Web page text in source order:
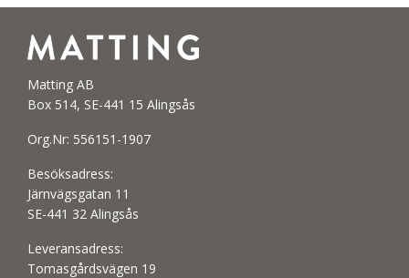
Matting AB
Box 514, SE-441 15 Alingsås
Org.Nr: 556151-1907
Besöksadress:
Järnvägsgatan 11
SE-441 32 Alingsås
Leveransadress:
Tomasgårdsvägen 19